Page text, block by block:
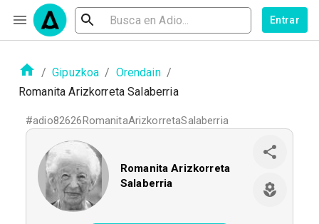
Entrar
/ Gipuzkoa / Orendain /
Romanita Arizkorreta Salaberria
#adio82626RomanitaArizkorretaSalaberria
Romanita Arizkorreta
Salaberria